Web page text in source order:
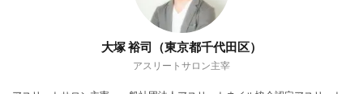
大塚 裕司（東京都千代田区）
アスリートサロン主宰